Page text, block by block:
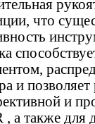
что
и
и
, а также для